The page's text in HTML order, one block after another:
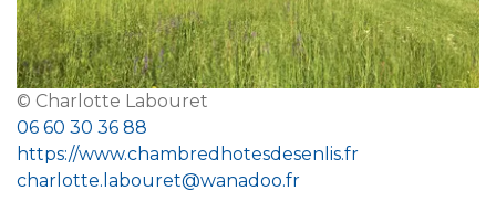
© Charlotte Labouret
06 60 30 36 88
https://www.chambredhotesdesenlis.fr
charlotte.labouret@wanadoo.fr